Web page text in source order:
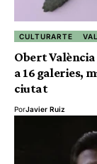
CULTURARTE
Obert València
a 16 galeries,
ciutat
PorJavier Ruiz